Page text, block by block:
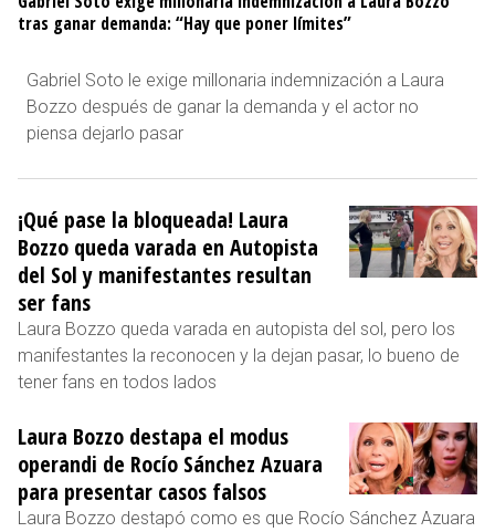
tras ganar demanda: “Hay que poner límites”
Gabriel Soto le exige millonaria indemnización a Laura
Bozzo después de ganar la demanda y el actor no
piensa dejarlo pasar
¡Qué pase la bloqueada! Laura
Bozzo queda varada en Autopista
del Sol y manifestantes resultan
ser fans
Laura Bozzo queda varada en autopista del sol, pero los
manifestantes la reconocen y la dejan pasar, lo bueno de
tener fans en todos lados
Laura Bozzo destapa el modus
operandi de Rocío Sánchez Azuara
para presentar casos falsos
Laura Bozzo destapó como es que Rocío Sánchez Azuara